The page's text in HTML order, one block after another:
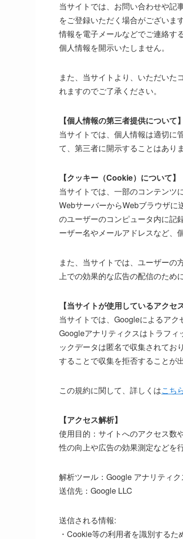
当サイトでは、お問い合わせや記
をご登録いただく場合がございま
情報を電子メールなどでご連絡す
個人情報を開示いたしません。
また、当サイトより、いただいた
れますのでご了承ください。
【個人情報の第三者提供について】
当サイトでは、個人情報は適切に
て、第三者に開示することはありま
【クッキー（Cookie）について】
当サイトでは、一部のコンテンツ
WebサーバーからWebブラウザに
のユーザーのコンピュータ内に記
ーザー名やメールアドレスなど、
また、当サイトでは、ユーザーの
上での効果的な広告の配信のため
【当サイトが使用しているアクセ
当サイトでは、Googleによるア
Googleアナリティクスはトラフ
ックデータは匿名で収集されてお
することで収集を拒否することが
この規約に関して、詳しくはこち
【アクセス解析】
使用目的：サイトへのアクセス数
性の向上や広告の効果測定などを
解析ツール：Google アナリティク
送信先：Google LLC
送信される情報:
・Cookie等の利用者を識別するた